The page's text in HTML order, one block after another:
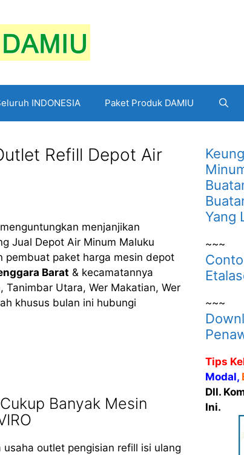
INDONESIA Paket Produk DAMIU
Refill Depot Air
menguntungkan menjanjikan
Jual Depot Air Minum Maluku
paket harga mesin depot
Barat & kecamatannya
Tanimbar Utara, Wer Makatian, Wer
khusus bulan ini hubungi
Banyak Mesin
outlet pengisian refill isi ulang
Yang
~~~
~~~
Tips
Modal,
Dll.
Ini.